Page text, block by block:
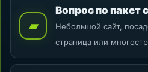
▰
Вопрос по пакет
Небольшой сайт,
страница или